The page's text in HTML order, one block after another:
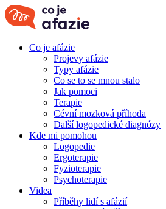
Co je afázie
Projevy afázie
Typy afázie
Co se to se mnou stalo
Jak pomoci
Terapie
Cévní mozková příhoda
Další logopedické diagnózy
Kde mi pomohou
Logopedie
Ergoterapie
Fyzioterapie
Psychoterapie
Videa
Příběhy lidí s afázií